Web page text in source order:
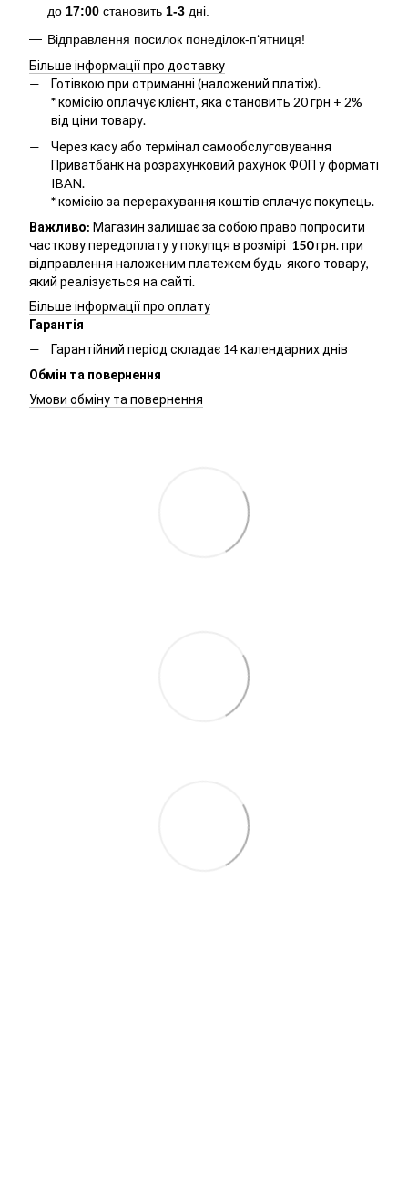
до 17:00 становить 1-3 дні.
Відправлення посилок понеділок-п‘ятниця!
Більше інформації про доставку
Готівкою при отриманні (наложений платіж).
*комісію оплачує клієнт, яка становить 20 грн + 2%
від ціни товару.
Через касу або термінал самообслуговування
Приватбанк на розрахунковий рахунок ФОП у форматі
IBAN.
*комісію за перерахування коштів сплачує покупець.
Важливо: Магазин залишає за собою право попросити
часткову передоплату у покупця в розмірі 150грн. при
відправлення наложеним платежем будь-якого товару,
який реалізується на сайті.
Більше інформації про оплату
Гарантія
Гарантійний період складає 14 календарних днів
Обмін та повернення
Умови обміну та повернення